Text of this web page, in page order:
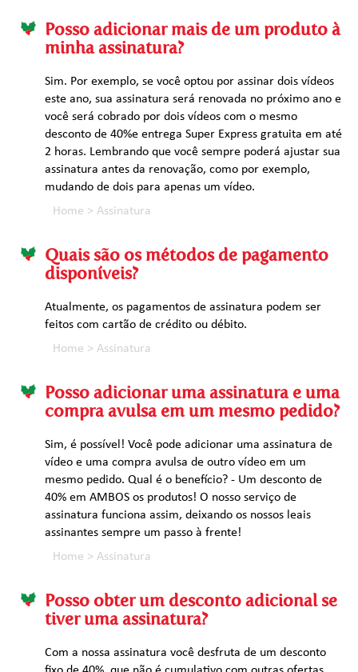
Posso adicionar mais de um produto à
minha assinatura?
Sim. Por exemplo, se você optou por assinar dois vídeos
este ano, sua assinatura será renovada no próximo ano e
você será cobrado por dois vídeos com o mesmo
desconto de 40%e entrega Super Express gratuita em até
2 horas. Lembrando que você sempre poderá ajustar sua
assinatura antes da renovação, como por exemplo,
mudando de dois para apenas um vídeo.
Home > Assinatura
Quais são os métodos de pagamento
disponíveis?
Atualmente, os pagamentos de assinatura podem ser
feitos com cartão de crédito ou débito.
Home > Assinatura
Posso adicionar uma assinatura e uma
compra avulsa em um mesmo pedido?
Sim, é possível! Você pode adicionar uma assinatura de
vídeo e uma compra avulsa de outro vídeo em um
mesmo pedido. Qual é o benefício? - Um desconto de
40% em AMBOS os produtos! O nosso serviço de
assinatura funciona assim, deixando os nossos leais
assinantes sempre um passo à frente!
Home > Assinatura
Posso obter um desconto adicional se
tiver uma assinatura?
Com a nossa assinatura você desfruta de um desconto